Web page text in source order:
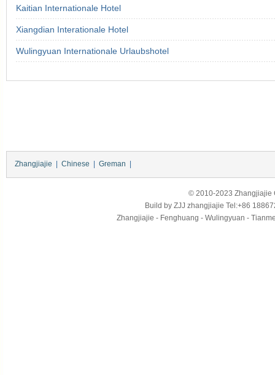
Kaitian Internationale Hotel
Xiangdian Interationale Hotel
Wulingyuan Internationale Urlaubshotel
Zhangjiajie Chinese Greman
© 2010-2023 Zhangjiajie
Build by ZJJ zhangjiajie Tel:+86
Zhangjiajie - Fenghuang - Wulingyuan -